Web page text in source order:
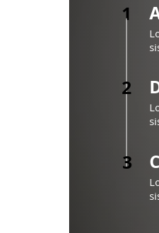
1
2
3